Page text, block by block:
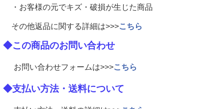
・お客様の元でキズ・破損が生じた商品
その他返品に関する詳細は>>>こちら
◆この商品のお問い合わせ
お問い合わせフォームは>>>こちら
◆支払い方法・送料について